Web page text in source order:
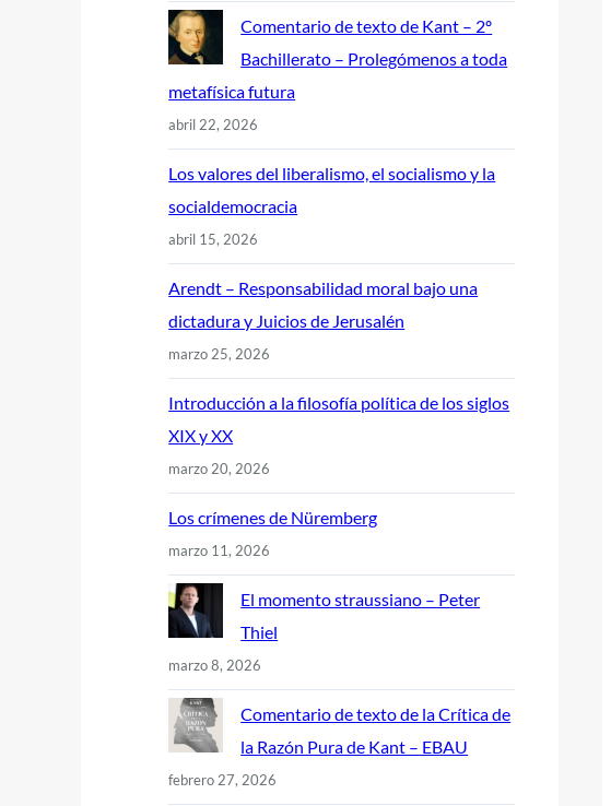
Comentario de texto de Kant – 2º
Bachillerato – Prolegómenos a toda
metafísica futura
abril 22, 2026
Los valores del liberalismo, el socialismo y la
socialdemocracia
abril 15, 2026
Arendt – Responsabilidad moral bajo una
dictadura y Juicios de Jerusalén
marzo 25, 2026
Introducción a la filosofía política de los siglos
XIX y XX
marzo 20, 2026
Los crímenes de Nüremberg
marzo 11, 2026
El momento straussiano – Peter
Thiel
marzo 8, 2026
Comentario de texto de la Crítica de
la Razón Pura de Kant – EBAU
febrero 27, 2026